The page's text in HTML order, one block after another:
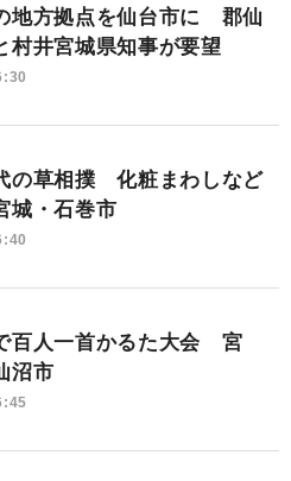
地方拠点を仙台市に 郡仙
村井宮城県知事が要望
の草相撲 化粧まわしなど
・石巻市
百人一首かるた大会 宮
沼市